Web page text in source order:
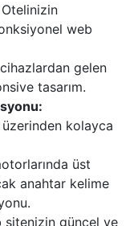
Otelinizin
web
gelen
tasarım.
kolayca
üst
anahtar kelime
sitenizin güncel ve